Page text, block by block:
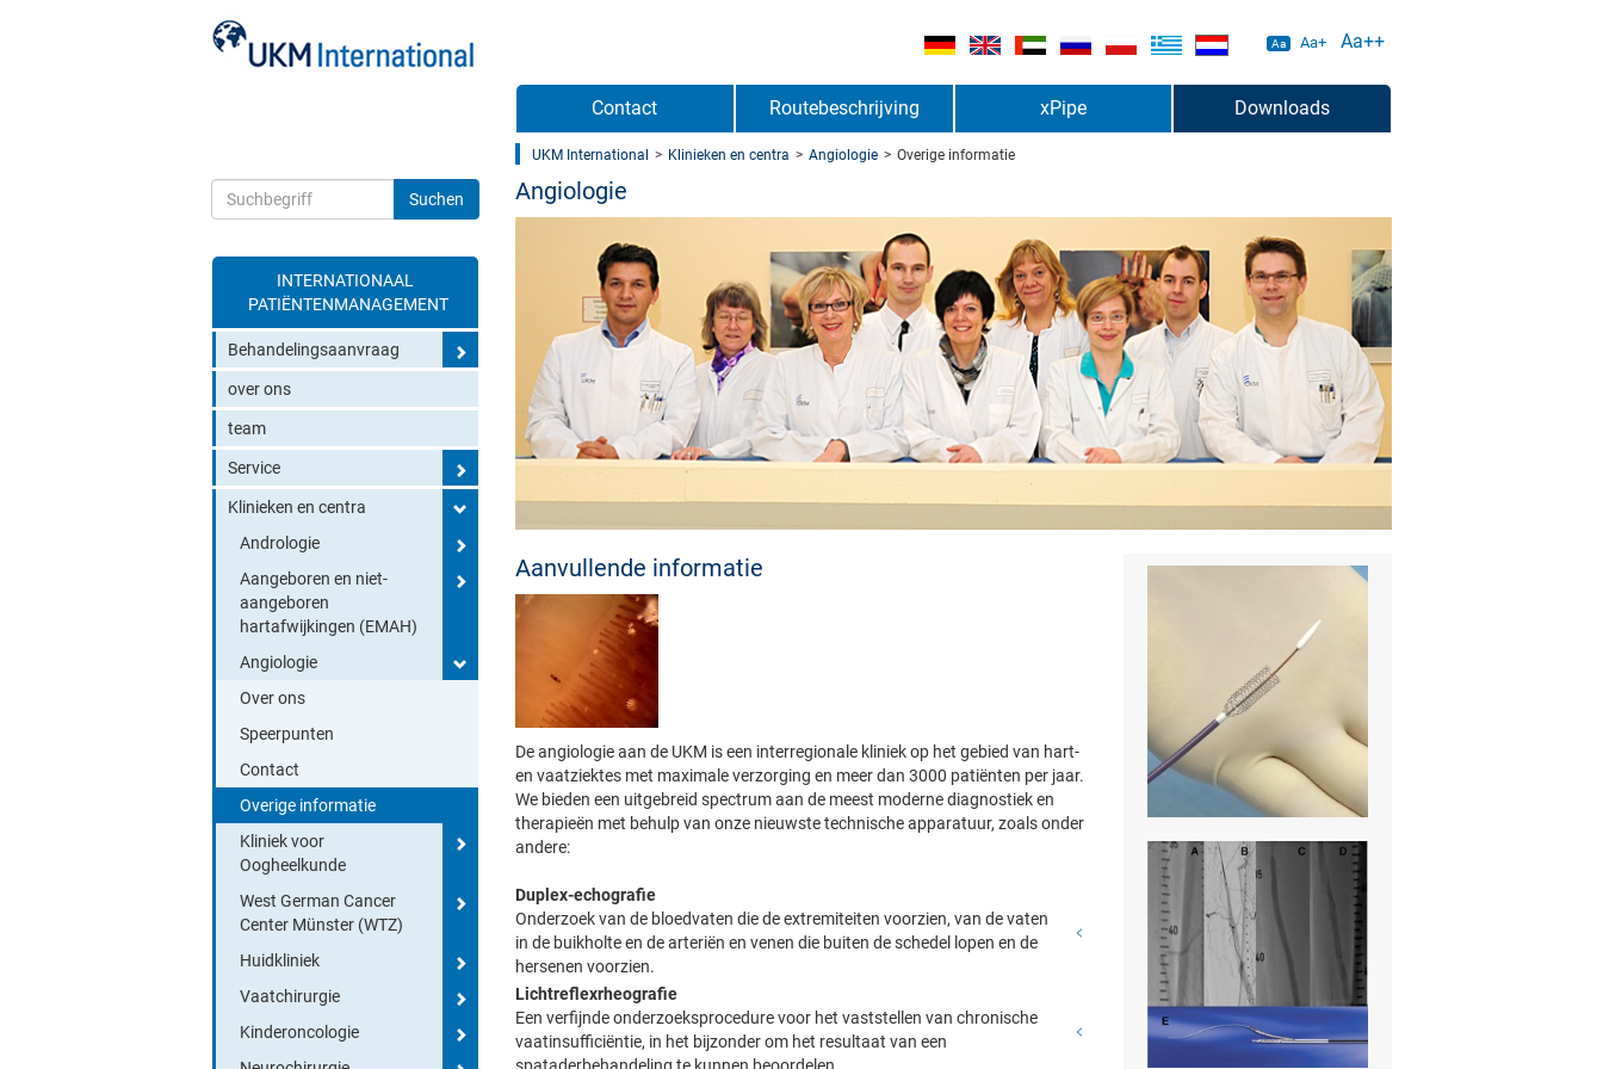
INTERNATIONAAL
PATIËNTENMANAGEMENT
Behandelingsaanvraag
over ons
team
Service
Klinieken en centra
Andrologie
Aangeboren en niet-
aangeboren
hartafwijkingen (EMAH)
Angiologie
Over ons
Speerpunten
Contact
Overige informatie
Kliniek voor
Oogheelkunde
West German Cancer
Center Münster (WTZ)
Huidkliniek
Vaatchirurgie
Kinderoncologie
Aa Aa+ Aa++
Contact Routebeschrijving xPipe Downloads
UKM International > Klinieken en centra > Angiologie > Overige informatie
Angiologie
Aanvullende informatie
De angiologie aan de UKM is een interregionale kliniek op het gebied van hart-
en vaatziektes met maximale verzorging en meer dan 3000 patiënten per jaar.
We bieden een uitgebreid spectrum aan de meest moderne diagnostiek en
therapieën met behulp van onze nieuwste technische apparatuur, zoals onder
andere:
Duplex-echografie
Onderzoek van de bloedvaten die de extremiteiten voorzien, van de vaten
in de buikholte en de arteriën en venen die buiten de schedel lopen en de
hersenen voorzien.
Lichtreflexrheografie
Een verfijnde onderzoeksprocedure voor het vaststellen van chronische
vaatinsufficiëntie, in het bijzonder om het resultaat van een
spataderbehandeling te kunnen beoordelen.